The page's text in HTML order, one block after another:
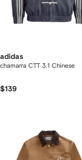
adidas
chamarra CTT 3.1 Chinese
$139